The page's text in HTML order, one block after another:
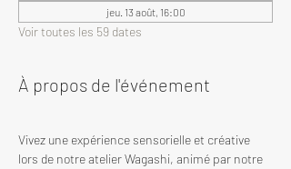
jeu. 13 août, 16:00
Voir toutes les 59 dates
À propos de l'événement
Vivez une expérience sensorielle et créative
lors de notre atelier Wagashi, animé par notre